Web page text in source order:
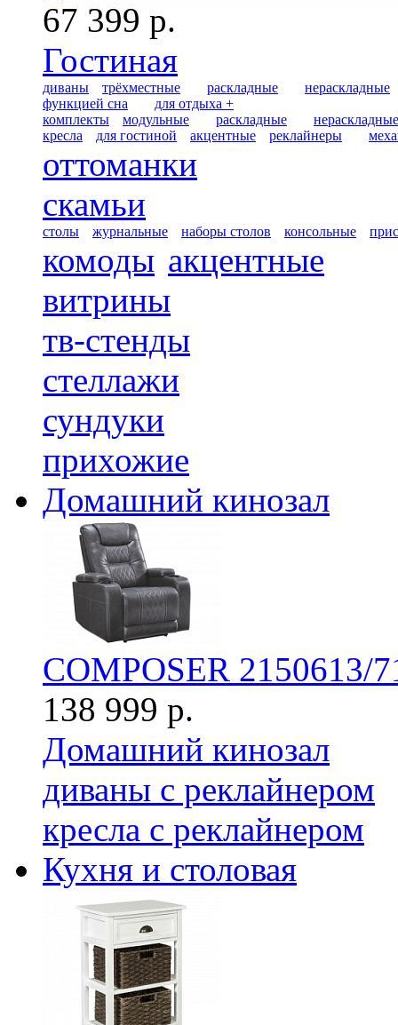
67 399 р.
Гостиная
диваны трёхместные раскладные
нераскладные
функцией сна
для отдыха +
комплекты
модульные раскладные
нераскладные
кресла
для гостиной акцентные реклайнеры
оттоманки
скамьи
столы журнальные наборы столов консольные
комоды акцентные
витрины
тв-стенды
стеллажи
сундуки
прихожие
Домашний кинозал
COMPOSER 2150613/
138 999 р.
Домашний кинозал
диваны с реклайнером
кресла с реклайнером
Кухня и столовая